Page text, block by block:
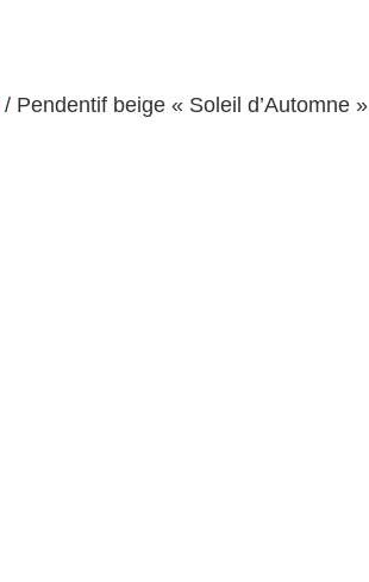
/ Pendentif beige « Soleil d’Automne »